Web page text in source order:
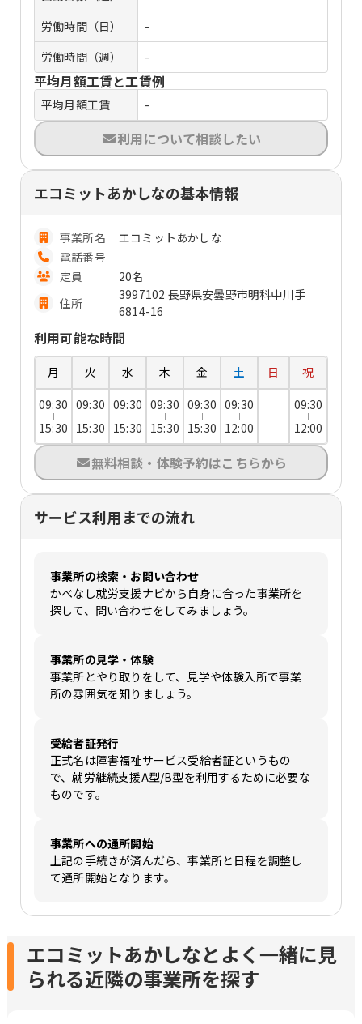
労働時間（日）
-
労働時間（週）
-
平均月額工賃と工賃例
平均月額工賃 -
利用について相談したい
エコミットあかしなの基本情報
事業所名
エコミットあかしな
電話番号
定員
20名
住所
3997102 長野県安曇野市明科中川手
6814-16
利用可能な時間
月 火 水 木 金 土 日
祝
09:30
15:30
09:30
15:30
09:30
15:30
09:30
15:30
09:30
15:30
09:30
12:00
−
09:30
12:00
無料相談・体験予約はこちらから
サービス利用までの流れ
事業所の検索・お問い合わせ
かべなし就労支援ナビから自身に合った事業所を
探して、問い合わせをしてみましょう。
事業所の見学・体験
事業所とやり取りをして、見学や体験入所で事業
所の雰囲気を知りましょう。
受給者証発行
正式名は障害福祉サービス受給者証というもの
で、就労継続支援A型/B型を利用するために必要な
ものです。
事業所への通所開始
上記の手続きが済んだら、事業所と日程を調整し
て通所開始となります。
エコミットあかしなとよく一緒に見
られる近隣の事業所を探す